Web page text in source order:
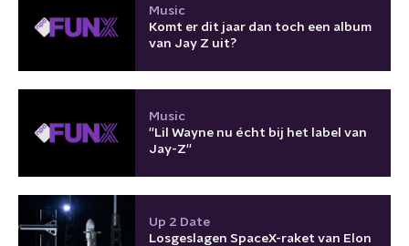
Music
Komt er dit jaar dan toch een album
van Jay Z uit?
Music
''Lil Wayne nu écht bij het label van
Jay-Z''
Up 2 Date
Losgeslagen SpaceX-raket van Elon